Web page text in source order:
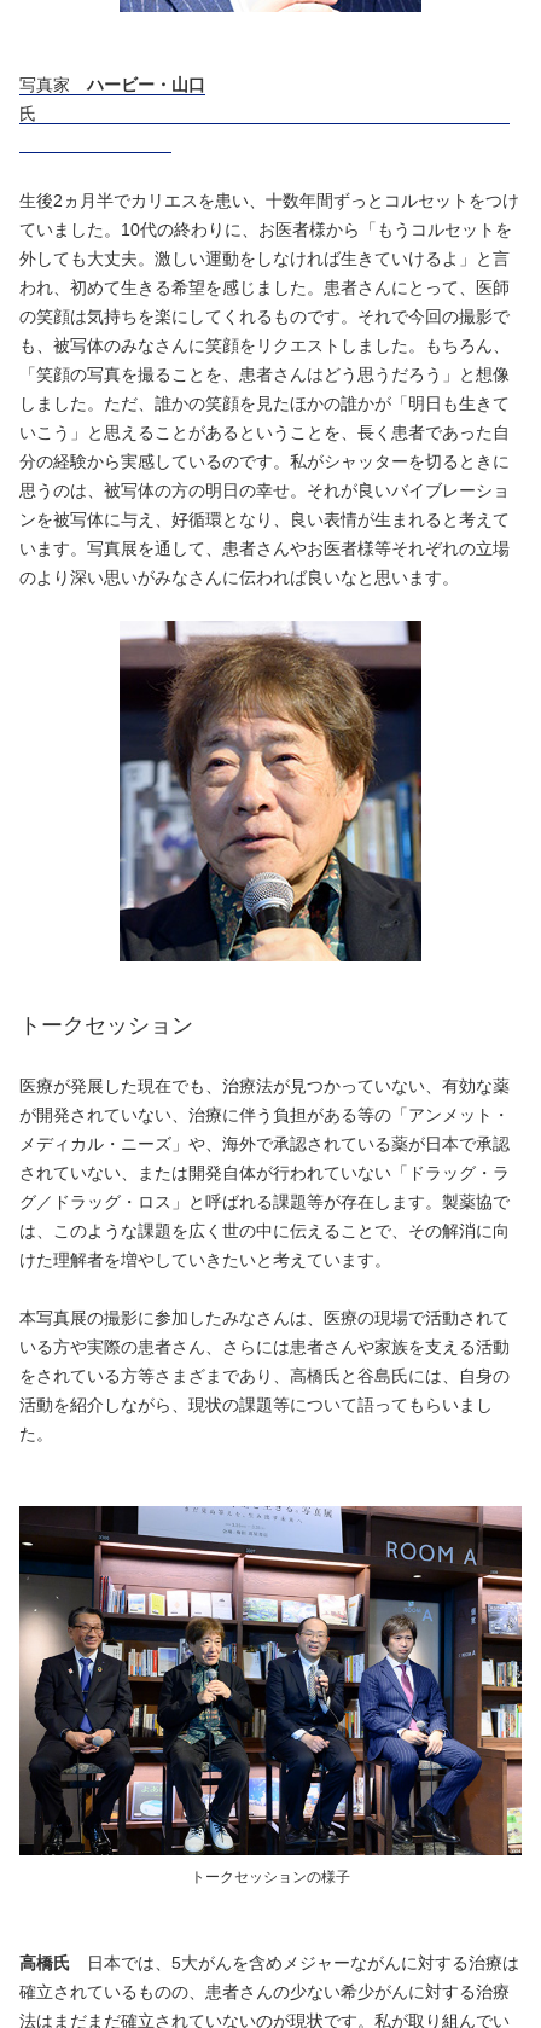
写真家ハービー・山口
氏
生後2ヵ月半でカリエスを患い、十数年間ずっとコルセットをつけ
ていました。10代の終わりに、お医者様から「もうコルセットを
外しても大丈夫。激しい運動をしなければ生きていけるよ」と言
われ、初めて生きる希望を感じました。患者さんにとって、医師
の笑顔は気持ちを楽にしてくれるものです。それで今回の撮影で
も、被写体のみなさんに笑顔をリクエストしました。もちろん、
「笑顔の写真を撮ることを、患者さんはどう思うだろう」と想像
しました。ただ、誰かの笑顔を見たほかの誰かが「明日も生きて
いこう」と思えることがあるということを、長く患者であった自
分の経験から実感しているのです。私がシャッターを切るときに
思うのは、被写体の方の明日の幸せ。それが良いバイブレーショ
ンを被写体に与え、好循環となり、良い表情が生まれると考えて
います。写真展を通して、患者さんやお医者様等それぞれの立場
のより深い思いがみなさんに伝われば良いなと思います。
トークセッション
医療が発展した現在でも、治療法が見つかっていない、有効な薬
が開発されていない、治療に伴う負担がある等の「アンメット・
メディカル・ニーズ」や、海外で承認されている薬が日本で承認
されていない、または開発自体が行われていない「ドラッグ・ラ
グ／ドラッグ・ロス」と呼ばれる課題等が存在します。製薬協で
は、このような課題を広く世の中に伝えることで、その解消に向
けた理解者を増やしていきたいと考えています。
本写真展の撮影に参加したみなさんは、医療の現場で活動されて
いる方や実際の患者さん、さらには患者さんや家族を支える活動
をされている方等さまざまであり、高橋氏と谷島氏には、自身の
活動を紹介しながら、現状の課題等について語ってもらいまし
た。
トークセッションの様子
高橋氏 日本では、5大がんを含めメジャーながんに対する治療は
確立されているものの、患者さんの少ない希少がんに対する治療
法はまだまだ確立されていないのが現状です。私が取り組んでい